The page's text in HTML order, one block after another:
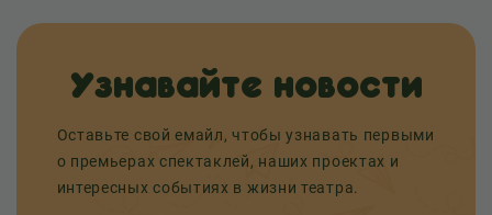
Узнавайте новости
Оставьте свой емайл, чтобы узнавать первыми
о премьерах спектаклей, наших проектах и
интересных событиях в жизни театра.